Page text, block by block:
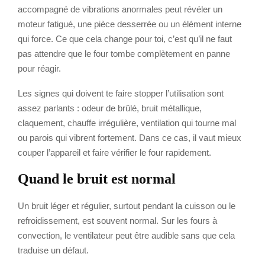
accompagné de vibrations anormales peut révéler un
moteur fatigué, une pièce desserrée ou un élément interne
qui force. Ce que cela change pour toi, c’est qu’il ne faut
pas attendre que le four tombe complètement en panne
pour réagir.
Les signes qui doivent te faire stopper l’utilisation sont
assez parlants : odeur de brûlé, bruit métallique,
claquement, chauffe irrégulière, ventilation qui tourne mal
ou parois qui vibrent fortement. Dans ce cas, il vaut mieux
couper l’appareil et faire vérifier le four rapidement.
Quand le bruit est normal
Un bruit léger et régulier, surtout pendant la cuisson ou le
refroidissement, est souvent normal. Sur les fours à
convection, le ventilateur peut être audible sans que cela
traduise un défaut.